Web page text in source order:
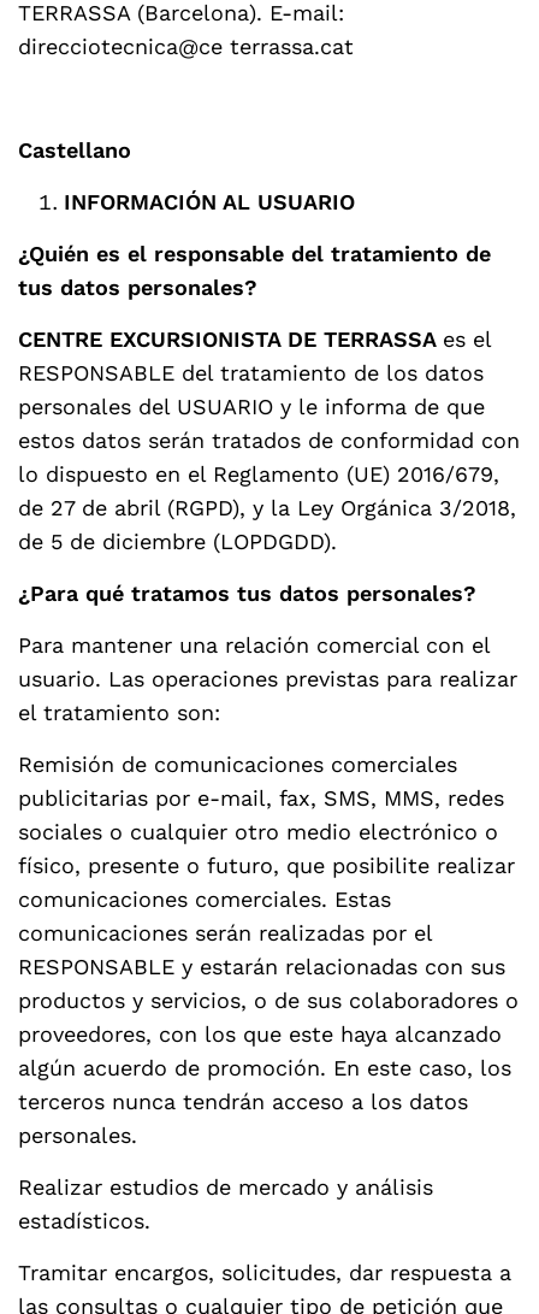
TERRASSA (Barcelona). E-mail:
direcciotecnica@ce terrassa.cat
Castellano
INFORMACIÓN AL USUARIO
¿Quién es el responsable del tratamiento de
tus datos personales?
CENTRE EXCURSIONISTA DE TERRASSA es el
RESPONSABLE del tratamiento de los datos
personales del USUARIO y le informa de que
estos datos serán tratados de conformidad con
lo dispuesto en el Reglamento (UE) 2016/679,
de 27 de abril (RGPD), y la Ley Orgánica 3/2018,
de 5 de diciembre (LOPDGDD).
¿Para qué tratamos tus datos personales?
Para mantener una relación comercial con el
usuario. Las operaciones previstas para realizar
el tratamiento son:
Remisión de comunicaciones comerciales
publicitarias por e-mail, fax, SMS, MMS, redes
sociales o cualquier otro medio electrónico o
físico, presente o futuro, que posibilite realizar
comunicaciones comerciales. Estas
comunicaciones serán realizadas por el
RESPONSABLE y estarán relacionadas con sus
productos y servicios, o de sus colaboradores o
proveedores, con los que este haya alcanzado
algún acuerdo de promoción. En este caso, los
terceros nunca tendrán acceso a los datos
personales.
Realizar estudios de mercado y análisis
estadísticos.
Tramitar encargos, solicitudes, dar respuesta a
las consultas o cualquier tipo de petición que